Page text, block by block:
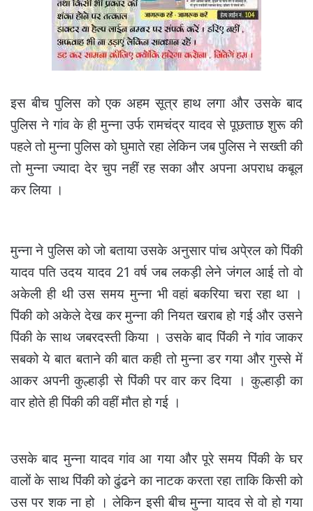
इस बीच पुलिस को एक अहम सूत्र हाथ लगा और उसके बाद
पुलिस ने गांव के ही मुन्ना उर्फ रामचंद्र यादव से पूछताछ शुरू की
पहले तो मुन्ना पुलिस को घुमाते रहा लेकिन जब पुलिस ने सख्ती की
तो मुन्ना ज्यादा देर चुप नहीं रह सका और अपना अपराध कबूल
कर लिया ।
मुन्ना ने पुलिस को जो बताया उसके अनुसार पांच अपे्रल को पिंकी
यादव पति उदय यादव 21 वर्ष जब लकड़ी लेने जंगल आई तो वो
अकेली ही थी उस समय मुन्ना भी वहां बकरिया चरा रहा था ।
पिंकी को अकेले देख कर मुन्ना की नियत खराब हो गई और उसने
पिंकी के साथ जबरदस्ती किया । उसके बाद पिंकी ने गांव जाकर
सबको ये बात बताने की बात कही तो मुन्ना डर गया और गुस्से में
आकर अपनी कुल्हाड़ी से पिंकी पर वार कर दिया । कुल्हाड़ी का
वार होते ही पिंकी की वहीं मौत हो गई ।
उसके बाद मुन्ना यादव गांव आ गया और पूरे समय पिंकी के घर
वालों के साथ पिंकी को ढुंढने का नाटक करता रहा ताकि किसी को
उस पर शक ना हो । लेकिन इसी बीच मुन्ना यादव से वो हो गया